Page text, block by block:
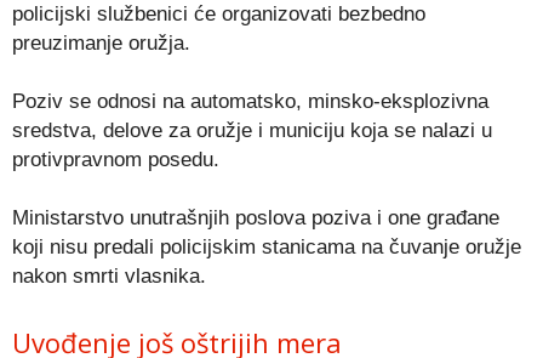
policijski službenici će organizovati bezbedno
preuzimanje oružja.
Poziv se odnosi na automatsko, minsko-eksplozivna
sredstva, delove za oružje i municiju koja se nalazi u
protivpravnom posedu.
Ministarstvo unutrašnjih poslova poziva i one građane
koji nisu predali policijskim stanicama na čuvanje oružje
nakon smrti vlasnika.
Uvođenje još oštrijih mera